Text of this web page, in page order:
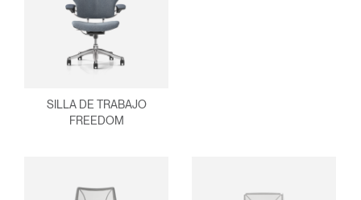
Seleccione su ubicación
contraseña?
SILLA DE TRABAJO
FREEDOM